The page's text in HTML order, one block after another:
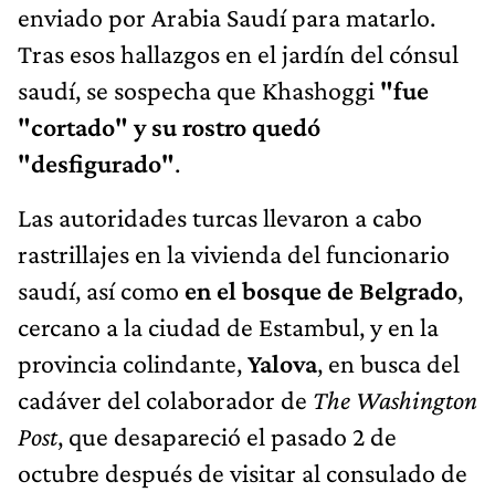
enviado por Arabia Saudí para matarlo.
Tras esos hallazgos en el jardín del cónsul
saudí, se sospecha que Khashoggi "fue
"cortado" y su rostro quedó
"desfigurado".
Las autoridades turcas llevaron a cabo
rastrillajes en la vivienda del funcionario
saudí, así como en el bosque de Belgrado,
cercano a la ciudad de Estambul, y en la
provincia colindante,Yalova, en busca del
cadáver del colaborador de The Washington
Post, que desapareció el pasado 2 de
octubre después de visitar al consulado de